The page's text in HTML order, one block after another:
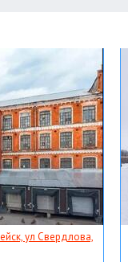
ул Свердлова,